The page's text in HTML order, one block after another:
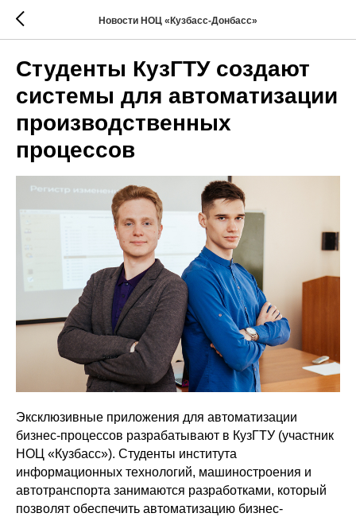
Новости НОЦ «Кузбасс-Донбасс»
Студенты КузГТУ создают
системы для автоматизации
производственных
процессов
Эксклюзивные приложения для автоматизации
бизнес-процессов разрабатывают в КузГТУ (участник
НОЦ «Кузбасс»). Студенты института
информационных технологий, машиностроения и
автотранспорта занимаются разработками, который
позволят обеспечить автоматизацию бизнес-